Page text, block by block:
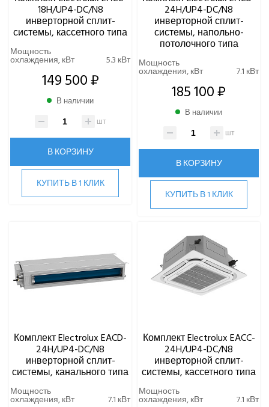
ОСУШИТЕЛИ ВОЗДУХА
VRF-СИСТЕМЫ
ЧИЛЛЕРЫ
ВИННЫЕ ХОЛОДИЛЬНИКИ И ШКАФЫ
ПРЕЦИЗИОННЫЕ КОНДИЦИОНЕРЫ
ПРИТОЧНО-ВЫТЯЖНЫЕ УСТАНОВКИ
КОМПРЕССОРНО-КОНДЕНСАТОРНЫЕ БЛОКИ
18H/UP4-DC/N8
инверторной сплит-
системы, кассетного типа
Мощность
охлаждения, кВт 5.3 кВт
149 500 ₽
В наличии
шт
В КОРЗИНУ
КУПИТЬ В 1 КЛИК
24H/UP4-DC/N8
инверторной сплит-
системы, напольно-
потолочного типа
Мощность
охлаждения, кВт 7.1 кВт
185 100 ₽
В наличии
шт
В КОРЗИНУ
КУПИТЬ В 1 КЛИК
Комплект Electrolux EACD-
24H/UP4-DC/N8
инверторной сплит-
системы, канального типа
Мощность
охлаждения, кВт 7.1 кВт
Комплект Electrolux EACC-
24H/UP4-DC/N8
инверторной сплит-
системы, кассетного типа
Мощность
охлаждения, кВт 7.1 кВт